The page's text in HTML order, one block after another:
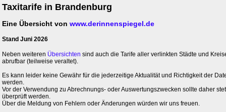
Taxitarife in Brandenburg
Eine Übersicht von www.derinnenspiegel.de
Stand Juni 2026
Neben weiteren Übersichten sind auch die Tarife aller verlinkten Städte und
abrufbar (teilweise veraltet).
Es kann leider keine Gewähr für die jederzeitige Aktualität und Richtigkeit der
werden.
Vor der Verwendung zu Abrechnungs- oder Auswertungszwecken sollte daher
überprüft werden.
Über die Meldung von Fehlern oder Änderungen würden wir uns freuen.